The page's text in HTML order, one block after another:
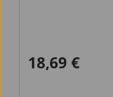
Regulärer Preis:
18,69 €